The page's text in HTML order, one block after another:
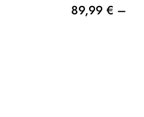
89,99 € –